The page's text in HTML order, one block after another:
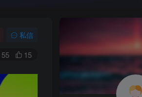
私信
55 15